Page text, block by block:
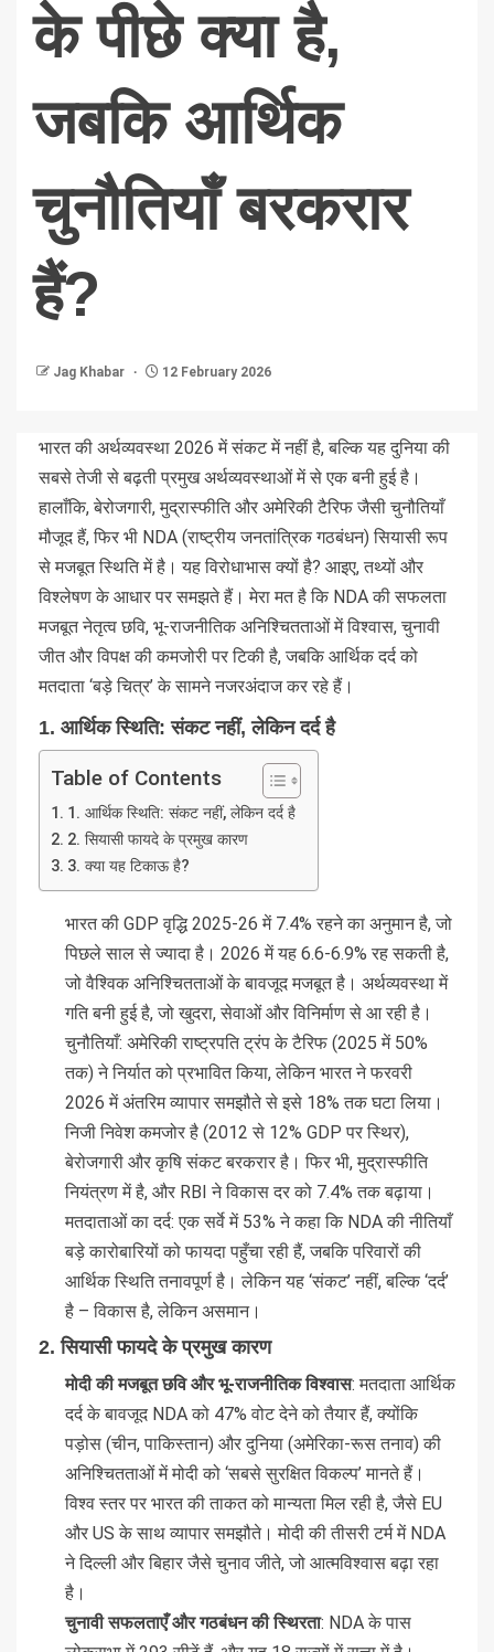
के पीछे क्या है,
जबकि आर्थिक
चुनौतियाँ बरकरार
हैं?
Jag Khabar 12 February 2026
भारत की अर्थव्यवस्था 2026 में संकट में नहीं है, बल्कि यह दुनिया की
सबसे तेजी से बढ़ती प्रमुख अर्थव्यवस्थाओं में से एक बनी हुई है।
हालाँकि, बेरोजगारी, मुद्रास्फीति और अमेरिकी टैरिफ जैसी चुनौतियाँ
मौजूद हैं, फिर भी NDA (राष्ट्रीय जनतांत्रिक गठबंधन) सियासी रूप
से मजबूत स्थिति में है। यह विरोधाभास क्यों है? आइए, तथ्यों और
विश्लेषण के आधार पर समझते हैं। मेरा मत है कि NDA की सफलता
मजबूत नेतृत्व छवि, भू-राजनीतिक अनिश्चितताओं में विश्वास, चुनावी
जीत और विपक्ष की कमजोरी पर टिकी है, जबकि आर्थिक दर्द को
मतदाता ‘बड़े चित्र’ के सामने नजरअंदाज कर रहे हैं।
1. आर्थिक स्थिति: संकट नहीं, लेकिन दर्द है
Table of Contents
1. आर्थिक स्थिति: संकट नहीं, लेकिन दर्द है
2. सियासी फायदे के प्रमुख कारण
3. क्या यह टिकाऊ है?
भारत की GDP वृद्धि 2025-26 में 7.4% रहने का अनुमान है, जो
पिछले साल से ज्यादा है। 2026 में यह 6.6-6.9% रह सकती है,
जो वैश्विक अनिश्चितताओं के बावजूद मजबूत है। अर्थव्यवस्था में
गति बनी हुई है, जो खुदरा, सेवाओं और विनिर्माण से आ रही है।
चुनौतियाँ: अमेरिकी राष्ट्रपति ट्रंप के टैरिफ (2025 में 50%
तक) ने निर्यात को प्रभावित किया, लेकिन भारत ने फरवरी
2026 में अंतरिम व्यापार समझौते से इसे 18% तक घटा लिया।
निजी निवेश कमजोर है (2012 से 12% GDP पर स्थिर),
बेरोजगारी और कृषि संकट बरकरार है। फिर भी, मुद्रास्फीति
नियंत्रण में है, और RBI ने विकास दर को 7.4% तक बढ़ाया।
मतदाताओं का दर्द: एक सर्वे में 53% ने कहा कि NDA की नीतियाँ
बड़े कारोबारियों को फायदा पहुँचा रही हैं, जबकि परिवारों की
आर्थिक स्थिति तनावपूर्ण है। लेकिन यह ‘संकट’ नहीं, बल्कि ‘दर्द’
है – विकास है, लेकिन असमान।
2.सियासी फायदे के प्रमुख कारण
मोदी की मजबूत छवि और भू-राजनीतिक विश्वास: मतदाता आर्थिक
दर्द के बावजूद NDA को 47% वोट देने को तैयार हैं, क्योंकि
पड़ोस (चीन, पाकिस्तान) और दुनिया (अमेरिका-रूस तनाव) की
अनिश्चितताओं में मोदी को ‘सबसे सुरक्षित विकल्प’ मानते हैं।
विश्व स्तर पर भारत की ताकत को मान्यता मिल रही है, जैसे EU
और US के साथ व्यापार समझौते। मोदी की तीसरी टर्म में NDA
ने दिल्ली और बिहार जैसे चुनाव जीते, जो आत्मविश्वास बढ़ा रहा
है।
चुनावी सफलताएँ और गठबंधन की स्थिरता: NDA के पास